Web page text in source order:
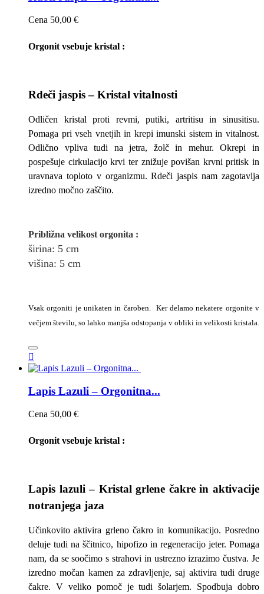
Cena 50,00 €
Orgonit vsebuje kristal :
Rdeči jaspis – Kristal vitalnosti
Odličen kristal proti revmi, putiki, artritisu in sinusitisu.
Pomaga pri vseh vnetjih in krepi imunski sistem in vitalnost.
Odlično vpliva tudi na jetra, žolč in mehur. Okrepi in
pospešuje cirkulacijo krvi ter znižuje povišan krvni pritisk in
uravnava toploto v organizmu. Rdeči jaspis nam zagotavlja
izredno močno zaščito.
Približna velikost orgonita :
širina: 5 cm
višina: 5 cm
Vsak orgoniti je unikaten in čaroben. Ker delamo nekatere orgonite v
večjem številu, so lahko manjša odstopanja v obliki in velikosti kristala.

Lapis Lazuli – Orgonitna...
Cena 50,00 €
Orgonit vsebuje kristal :
Lapis lazuli – Kristal grlene čakre in aktivacije
notranjega jaza
Učinkovito aktivira grleno čakro in komunikacijo. Posredno
deluje tudi na ščitnico, hipofizo in regeneracijo jeter. Pomaga
nam, da se soočimo s strahovi in ustrezno izrazimo čustva. Je
izredno močan kamen za zdravljenje, saj aktivira tudi druge
čakre. V veliko pomoč je tudi šolarjem. Spodbuja dobro